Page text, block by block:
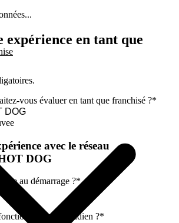
expérience en tant que
vous évaluer en tant que franchisé ?*
avec le réseau
DOG
au démarrage ?*
quotidien ?*